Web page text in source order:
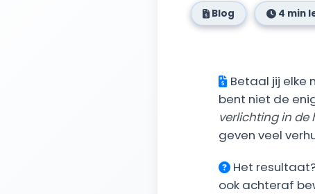
Blog 4 min
Betaal jij elke
bent niet de
verlichting in de
geven veel
Het
ook achteraf